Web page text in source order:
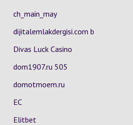
ch_main_may
dijitalemlakdergisi.com b
Divas Luck Casino
dom1907.ru 505
domotmoem.ru
EC
Elitbet